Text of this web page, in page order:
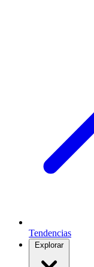
Tendencias
Explorar